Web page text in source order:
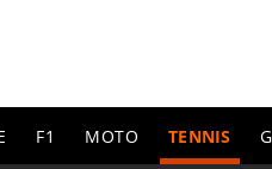
F1 MOTO TENNIS